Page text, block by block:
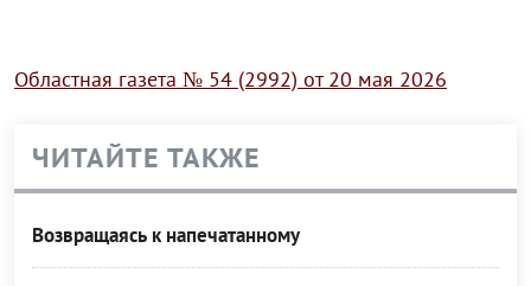
Областная газета № 54 (2992) от 20 мая 2026
ЧИТАЙТЕ ТАКЖЕ
Возвращаясь к напечатанному